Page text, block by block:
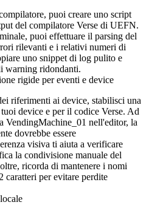
puoi creare uno script
del compilatore Verse di UEFN.
puoi effettuare il parsing del
rilevanti e i relativi numeri di
uno snippet di log pulito e
warning ridondanti.
rigide per eventi e device
riferimenti ai device, stabilisci una
device e per il codice Verse. Ad
VendingMachine_01 nell'editor, la
dovrebbe essere
visiva ti aiuta a verificare
la condivisione manuale del
ricorda di mantenere i nomi
per evitare perdite